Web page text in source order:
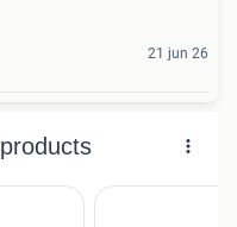
21 jun 26